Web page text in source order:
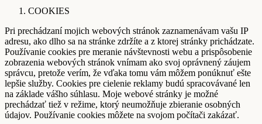
COOKIES
Pri prechádzaní mojich webových stránok zaznamenávam vašu IP
adresu, ako dlho sa na stránke zdržíte a z ktorej stránky prichádzate.
Používanie cookies pre meranie návštevnosti webu a prispôsobenie
zobrazenia webových stránok vnímam ako svoj oprávnený záujem
správcu, pretože verím, že vďaka tomu vám môžem ponúknuť ešte
lepšie služby. Cookies pre cielenie reklamy budú spracovávané len
na základe vášho súhlasu. Moje webové stránky je možné
prechádzať tiež v režime, ktorý neumožňuje zbieranie osobných
údajov. Používanie cookies môžete na svojom počítači zakázať.